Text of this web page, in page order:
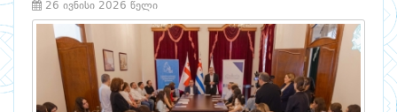
26 ივნისი 2026 წელი